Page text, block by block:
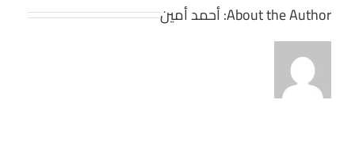
About the Author: أحمد أمين